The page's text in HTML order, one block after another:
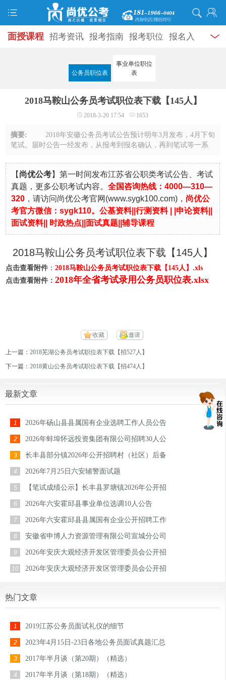
面授课程 招考资讯 报考指南 报考职位 报名入
面试公告 录用公示
考试题库 模拟试题
政热点 视频课堂 学员风采 名师团队 考试专题
公务员职位表
事业单位职位
表
2018马鞍山公务员考试职位表下载【145人】
2018-3-20 17:54 1653
摘要:
2018年安徽公务员考试公告预计明年3月发布，4月下旬
笔试。届时公告一经发布，从报考到报名确认，再到笔试等一系
习之外，还需要对一些重要的时间点有大 ...
【 尚优公考】第一时间发布江苏省公职类考试公告、考试
真题，更多公职考试内容。全国咨询热线：4000—310—
320 ，请访问尚优公考官网 (www.sygk100.com)， 尚优公
考官方微信：sygk110。公基资料| |行测资料| | 申论资料||
面试资料|| 时政热点 ||面试真题 ||辅导课程
2018马鞍山公务员考试职位表下载【145人】
点击查看附件 ：2018马鞍山公务员考试职位表下载【145人】.xls
点击查看附件：2018年全省考试录用公务员职位表.xlsx
收藏 邀请
上一篇：2018芜湖公务员考试职位表下载【招527人】
下一篇：2018黄山公务员考试职位表下载【招474人】
最新文章
1 2026年砀山县县属国有企业选聘工作人员公告
2 2026年蚌埠怀远投资集团有限公司招聘30人公
3 长丰县部分镇2026年公开招聘村（社区）后备
4 2026年7月25日六安辅警面试题
5 【笔试成绩公示】长丰县罗塘镇2026年公开招
6 2026年六安霍邱县事业单位选调10人公告
7 2026年六安霍邱县县属国有企业公开招聘工作
8 安徽省申博人力资源管理有限公司宣城分公司
9 2026年安庆大观经济开发区管理委员会公开招
10 2026年安庆大观经济开发区管理委员会公开招
热门文章
1 2019江苏公务员面试礼仪的细节
2 2023年4月15日-23日各地公务员面试真题汇总
3 2017年半月谈（第20期）（精选）
4 2017年半月谈（第18期）（精选）